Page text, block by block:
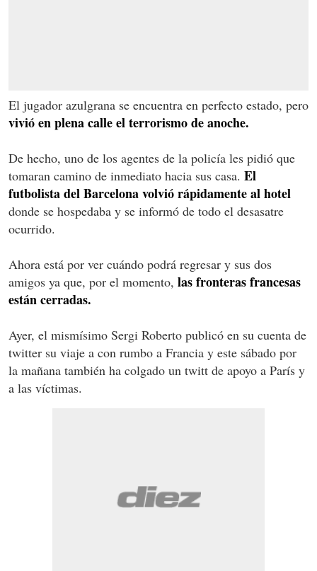
El jugador azulgrana se encuentra en perfecto estado, pero
vivió en plena calle el terrorismo de anoche.
De hecho, uno de los agentes de la policía les pidió que
tomaran camino de inmediato hacia sus casa. El
futbolista del Barcelona volvió rápidamente al hotel
donde se hospedaba y se informó de todo el desasatre
ocurrido.
Ahora está por ver cuándo podrá regresar y sus dos
amigos ya que, por el momento, las fronteras francesas
están cerradas.
Ayer, el mismísimo Sergi Roberto publicó en su cuenta de
twitter su viaje a con rumbo a Francia y este sábado por
la mañana también ha colgado un twitt de apoyo a París y
a las víctimas.